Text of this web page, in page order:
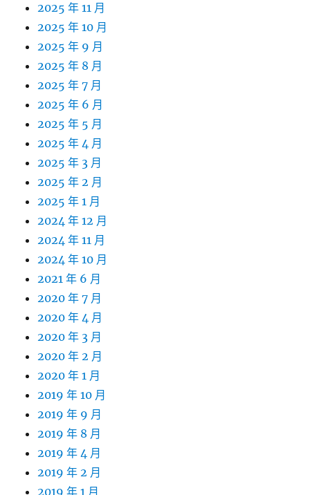
2025 年 11 月
2025 年 10 月
2025 年 9 月
2025 年 8 月
2025 年 7 月
2025 年 6 月
2025 年 5 月
2025 年 4 月
2025 年 3 月
2025 年 2 月
2025 年 1 月
2024 年 12 月
2024 年 11 月
2024 年 10 月
2021 年 6 月
2020 年 7 月
2020 年 4 月
2020 年 3 月
2020 年 2 月
2020 年 1 月
2019 年 10 月
2019 年 9 月
2019 年 8 月
2019 年 4 月
2019 年 2 月
2019 年 1 月